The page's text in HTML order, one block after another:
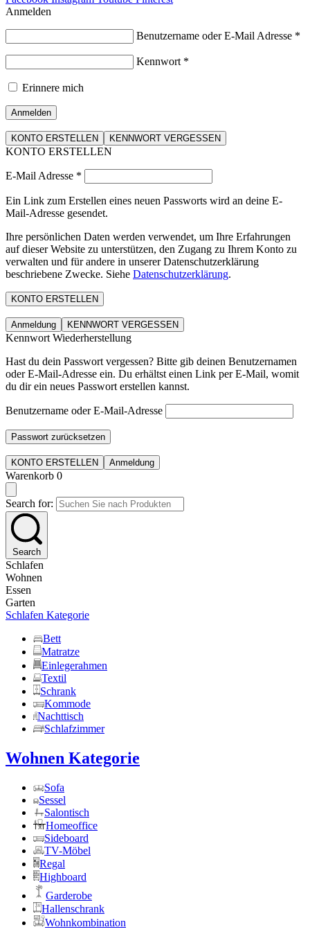
Anmelden
Benutzername oder E-Mail Adresse *
Kennwort *
Erinnere mich
Anmelden
KONTO ERSTELLEN KENNWORT VERGESSEN
KONTO ERSTELLEN
E-Mail Adresse *
Ein Link zum Erstellen eines neuen Passworts wird an deine E-
Mail-Adresse gesendet.
Ihre persönlichen Daten werden verwendet, um Ihre Erfahrungen
auf dieser Website zu unterstützen, den Zugang zu Ihrem Konto zu
verwalten und für andere in unserer Datenschutzerklärung
beschriebene Zwecke. Siehe Datenschutzerklärung.
KONTO ERSTELLEN
Anmeldung KENNWORT VERGESSEN
Kennwort Wiederherstellung
Hast du dein Passwort vergessen? Bitte gib deinen Benutzernamen
oder E-Mail-Adresse ein. Du erhältst einen Link per E-Mail, womit
du dir ein neues Passwort erstellen kannst.
Benutzername oder E-Mail-Adresse
Passwort zurücksetzen
KONTO ERSTELLEN Anmeldung
Warenkorb 0
Search for:
Search
Schlafen
Wohnen
Essen
Garten
Schlafen Kategorie
Bett
Matratze
Einlegerahmen
Textil
Schrank
Kommode
Nachttisch
Schlafzimmer
Wohnen Kategorie
Sofa
Sessel
Salontisch
Homeoffice
Sideboard
TV-Möbel
Regal
Highboard
Garderobe
Hallenschrank
Wohnkombination